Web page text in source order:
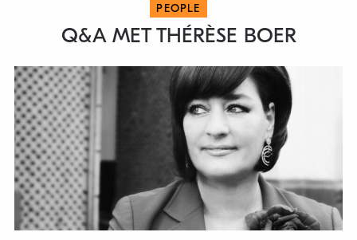
PEOPLE
Q&A MET THÉRÈSE BOER